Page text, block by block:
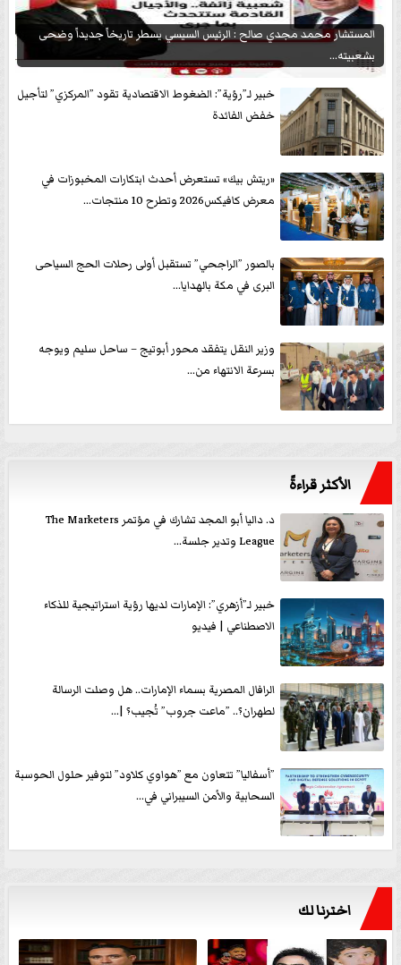
المستشار محمد مجدي صالح : الرئيس السيسي يسطر تاريخاً جديداً وضحى
بشعبيته...
خبير لـ”رؤية”: الضغوط الاقتصادية تقود ”المركزي” لتأجيل
خفض الفائدة
«ريتش بيك» تستعرض أحدث ابتكارات المخبوزات في
معرض كافيكس2026 وتطرح 10 منتجات...
بالصور ”الراجحي” تستقبل أولى رحلات الحج السياحى
البرى في مكة بالهدايا...
وزير النقل يتفقد محور أبوتيج – ساحل سليم ويوجه
بسرعة الانتهاء من...
الأكثر قراءةً
د. داليا أبو المجد تشارك في مؤتمر The Marketers
League وتدير جلسة...
خبير لـ”أزهري”: الإمارات لديها رؤية استراتيجية للذكاء
الاصطناعي | فيديو
الرافال المصرية بسماء الإمارات.. هل وصلت الرسالة
لطهران؟.. ”ماعت جروب” تُجيب؟ |...
”أسفاليا” تتعاون مع ”هواوي كلاود” لتوفير حلول الحوسبة
السحابية والأمن السيبراني في...
اخترنا لك